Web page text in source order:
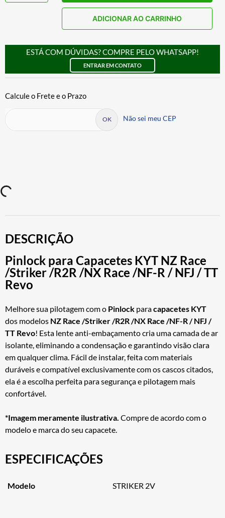
ADICIONAR AO CARRINHO
ESTÁ COM DÚVIDAS? COMPRE PELO WHATSAPP!
ENTRAR EM CONTATO
Não sei meu CEP
DESCRIÇÃO
Pinlock para Capacetes KYT NZ Race
/Striker /R2R /NX Race /NF-R / NFJ / TT
Revo
Melhore sua pilotagem com o Pinlock paracapacetes KYT
dos modelos NZ Race /Striker /R2R /NX Race /NF-R / NFJ /
TT Revo! Esta lente anti-embaçamento cria uma camada de ar
isolante, eliminando a condensação e garantindo visão clara
em qualquer clima. Fácil de instalar, feita com materiais
duráveis e compatível exclusivamente com os cascos citados,
ela é a escolha perfeita para segurança e pilotagem mais
confortável.
*Imagem meramente ilustrativa. Compre de acordo com o
modelo e marca do seu capacete.
ESPECIFICAÇÕES
Modelo STRIKER 2V